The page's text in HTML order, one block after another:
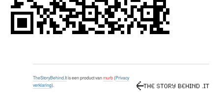
TheStoryBehind.Itis een product vanmurb(Privacy
verklaring).